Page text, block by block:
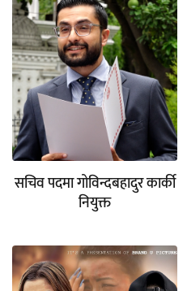
सचिव पदमा गोविन्दबहादुर कार्की
नियुक्त